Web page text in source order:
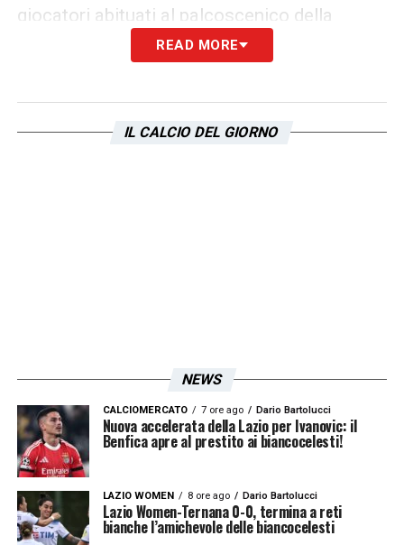
giocatori abituati al palcoscenico della
sono puntati su Castrovilli: il suo futuro, ora,
READ MORE
IL CALCIO DEL GIORNO
NEWS
CALCIOMERCATO 7 ore ago Dario Bartolucci
Nuova accelerata della Lazio per Ivanovic: il
Benfica apre al prestito ai biancocelesti!
LAZIO WOMEN 8 ore ago Dario Bartolucci
Lazio Women-Ternana 0-0, termina a reti
bianche l’amichevole delle biancocelesti